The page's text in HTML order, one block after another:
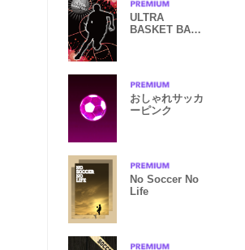
ULTRA
BASKET BALL
おしゃれサッカ
ーピンク
No Soccer No
Life